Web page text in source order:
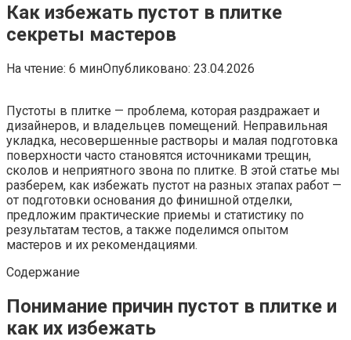
Как избежать пустот в плитке
секреты мастеров
На чтение: 6 минОпубликовано: 23.04.2026
Пустоты в плитке — проблема, которая раздражает и
дизайнеров, и владельцев помещений. Неправильная
укладка, несовершенные растворы и малая подготовка
поверхности часто становятся источниками трещин,
сколов и неприятного звона по плитке. В этой статье мы
разберем, как избежать пустот на разных этапах работ —
от подготовки основания до финишной отделки,
предложим практические приемы и статистику по
результатам тестов, а также поделимся опытом
мастеров и их рекомендациями.
Содержание
Понимание причин пустот в плитке и
как их избежать